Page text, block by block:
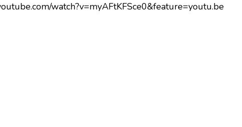
watch?v=myAFtKFSce0&feature=youtu.be